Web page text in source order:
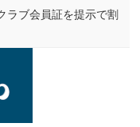
ラブ会員証を提示で割